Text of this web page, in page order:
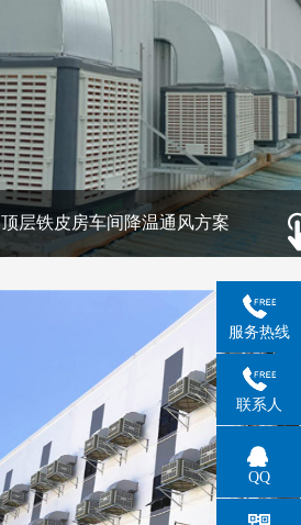
顶层铁皮房车间降温通风方案
服务热线
联系人
QQ